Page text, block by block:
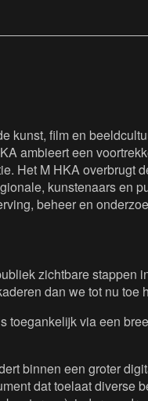
kunst, film en
ambieert een
Het M HKA overbrugt
kunstenaars en
beheer en
zichtbare stappen
dan we tot nu toe
via een
binnen een groter
dat toelaat diverse